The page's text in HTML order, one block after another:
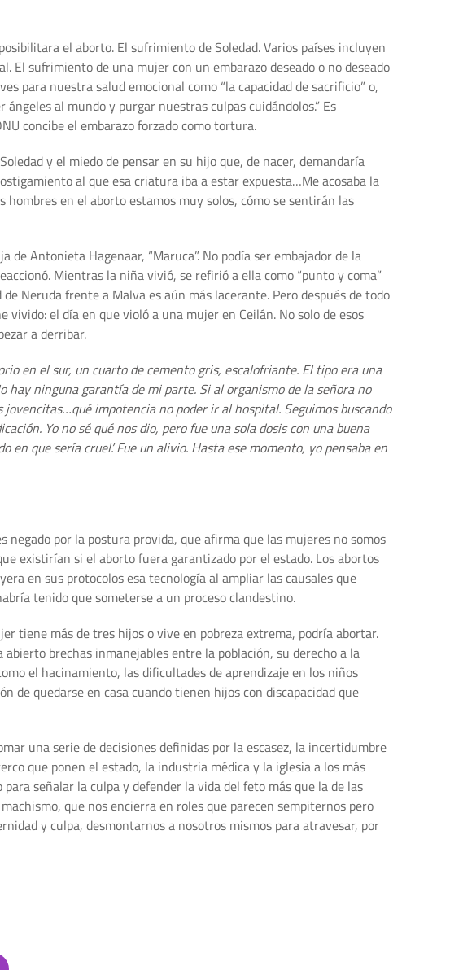
el aborto. El sufrimiento de Soledad. Varios países incluyen
El sufrimiento de una mujer con un embarazo deseado o no deseado
para nuestra salud emocional como “la capacidad de sacrificio” o,
al mundo y purgar nuestras culpas cuidándolos.” Es
concibe el embarazo forzado como tortura.
y el miedo de pensar en su hijo que, de nacer, demandaría
al que esa criatura iba a estar expuesta…Me acosaba la
hombres en el aborto estamos muy solos, cómo se sentirán las
Antonieta Hagenaar, “Maruca”. No podía ser embajador de la
Mientras la niña vivió, se refirió a ella como “punto y coma”
Neruda frente a Malva es aún más lacerante. Pero después de todo
el día en que violó a una mujer en Ceilán. No solo de esos
a derribar.
en el sur, un cuarto de cemento gris, escalofriante. El tipo era una
hay ninguna garantía de mi parte. Si al organismo de la señora no
impotencia no poder ir al hospital. Seguimos buscando
Yo no sé qué nos dio, pero fue una sola dosis con una buena
que sería cruel’. Fue un alivio. Hasta ese momento, yo pensaba en
por la postura provida, que afirma que las mujeres no somos
existirían si el aborto fuera garantizado por el estado. Los abortos
en sus protocolos esa tecnología al ampliar las causales que
tenido que someterse a un proceso clandestino.
tiene más de tres hijos o vive en pobreza extrema, podría abortar.
brechas inmanejables entre la población, su derecho a la
el hacinamiento, las dificultades de aprendizaje en los niños
de quedarse en casa cuando tienen hijos con discapacidad que
una serie de decisiones definidas por la escasez, la incertidumbre
que ponen el estado, la industria médica y la iglesia a los más
señalar la culpa y defender la vida del feto más que la de las
que nos encierra en roles que parecen sempiternos pero
y culpa, desmontarnos a nosotros mismos para atravesar, por